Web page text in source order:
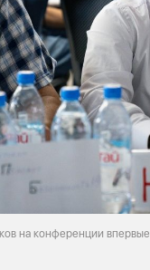
на конференции впервые